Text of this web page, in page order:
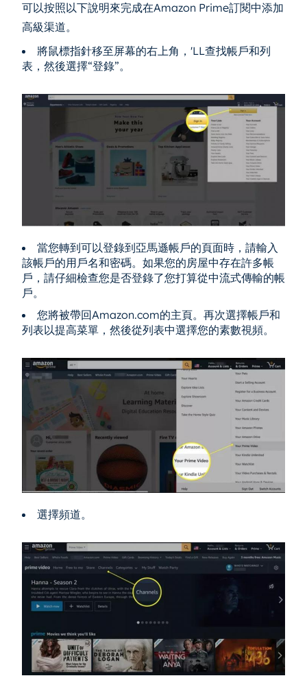
可以按照以下說明來完成在Amazon Prime訂閱中添加
高級渠道。
將鼠標指針移至屏幕的右上角，'LL查找帳戶和列
表，然後選擇“登錄”。
當您轉到可以登錄到亞馬遜帳戶的頁面時，請輸入
該帳戶的用戶名和密碼。如果您的房屋中存在許多帳
戶，請仔細檢查您是否登錄了您打算從中流式傳輸的帳
戶。
您將被帶回Amazon.com的主頁。再次選擇帳戶和
列表以提高菜單，然後從列表中選擇您的素數視頻。
選擇頻道。